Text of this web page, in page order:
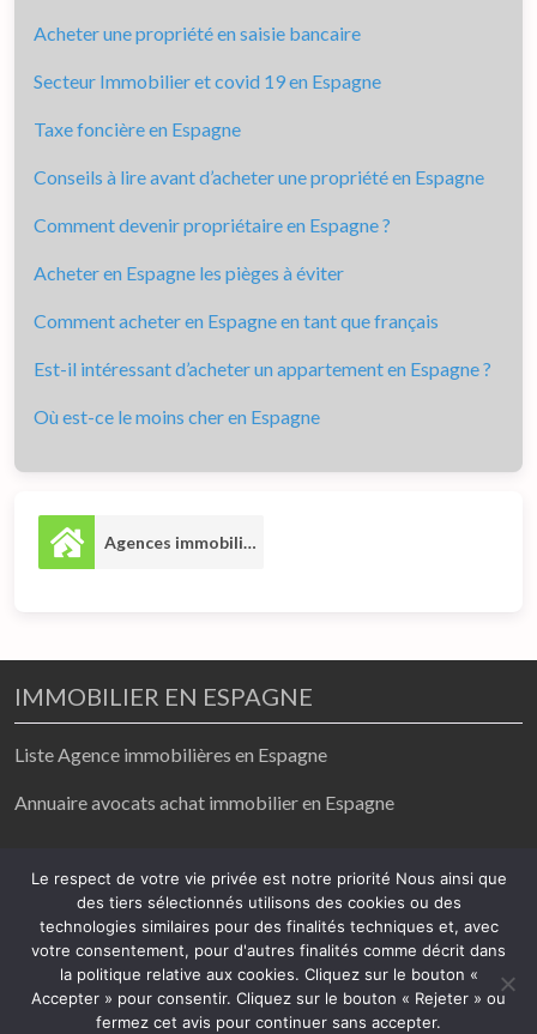
Acheter une propriété en saisie bancaire
Secteur Immobilier et covid 19 en Espagne
Taxe foncière en Espagne
Conseils à lire avant d’acheter une propriété en Espagne
Comment devenir propriétaire en Espagne ?
Acheter en Espagne les pièges à éviter
Comment acheter en Espagne en tant que français
Est-il intéressant d’acheter un appartement en Espagne ?
Où est-ce le moins cher en Espagne
Agences immobilières
IMMOBILIER EN ESPAGNE
Liste Agence immobilières en Espagne
Annuaire avocats achat immobilier en Espagne
2026
Mentions légales-Politique de confidentialité
Le respect de votre vie privée est notre priorité Nous ainsi que
des tiers sélectionnés utilisons des cookies ou des
technologies similaires pour des finalités techniques et, avec
votre consentement, pour d'autres finalités comme décrit dans
la politique relative aux cookies. Cliquez sur le bouton «
Accepter » pour consentir. Cliquez sur le bouton « Rejeter » ou
fermez cet avis pour continuer sans accepter.